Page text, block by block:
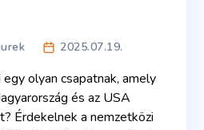
2025.07.19.
olyan csapatnak, amely
és az USA
Érdekelnek a nemzetközi